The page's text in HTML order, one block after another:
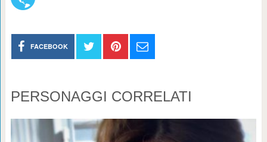
FACEBOOK
PERSONAGGI CORRELATI